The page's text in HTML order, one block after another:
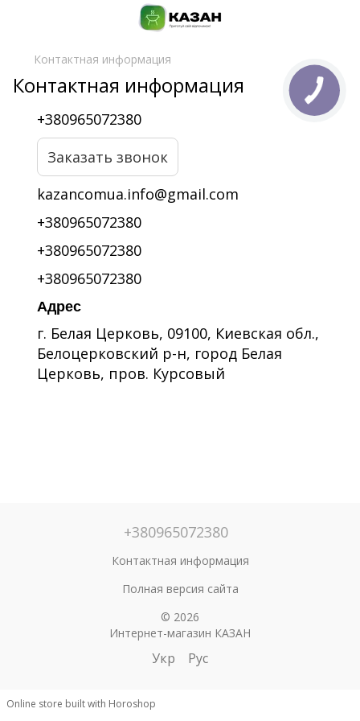
Контактная информация
Контактная информация
+380965072380
Заказать звонок
kazancomua.info@gmail.com
+380965072380
+380965072380
+380965072380
Адрес
г. Белая Церковь, 09100, Киевская обл.,
Белоцерковский р-н, город Белая
Церковь, пров. Курсовый
+380965072380
Контактная информация
Полная версия сайта
© 2026
Интернет-магазин КАЗАН
Укр Рус
Online store built with Horoshop